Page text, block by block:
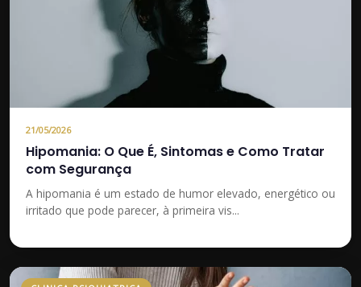
21/05/2026
Hipomania: O Que É, Sintomas e Como Tratar
com Segurança
A hipomania é um estado de humor elevado, energético ou
irritado que pode parecer, à primeira vis...